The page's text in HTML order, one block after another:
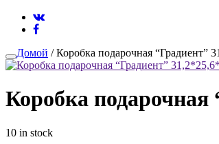
Домой / Коробка подарочная “Градиент”
Коробка подарочная
10 in stock